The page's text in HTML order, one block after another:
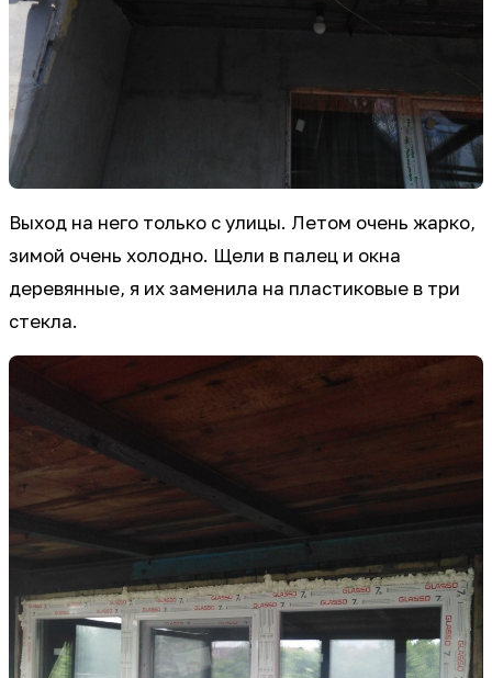
Выход на него только с улицы. Летом очень жарко,
зимой очень холодно. Щели в палец и окна
деревянные, я их заменила на пластиковые в три
стекла.